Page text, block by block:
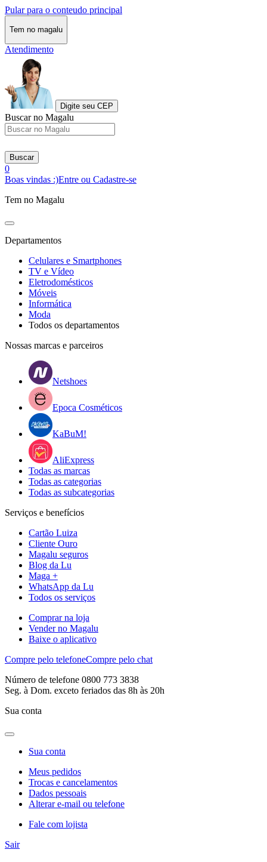
Pular para o conteudo principal
Tem no magalu
Atendimento
Digite seu CEP
Buscar no Magalu
Buscar
0
Boas vindas :)Entre ou Cadastre-se
Tem no Magalu
Departamentos
Celulares e Smartphones
TV e Vídeo
Eletrodomésticos
Móveis
Informática
Moda
Todos os departamentos
Nossas marcas e parceiros
Netshoes
Epoca Cosméticos
KaBuM!
AliExpress
Todas as marcas
Todas as categorias
Todas as subcategorias
Serviços e benefícios
Cartão Luiza
Cliente Ouro
Magalu seguros
Blog da Lu
Maga +
WhatsApp da Lu
Todos os serviços
Comprar na loja
Vender no Magalu
Baixe o aplicativo
Compre pelo telefoneCompre pelo chat
Número de telefone 0800 773 3838
Seg. à Dom. exceto feriados das 8h às 20h
Sua conta
Sua conta
Meus pedidos
Trocas e cancelamentos
Dados pessoais
Alterar e-mail ou telefone
Fale com lojista
Sair